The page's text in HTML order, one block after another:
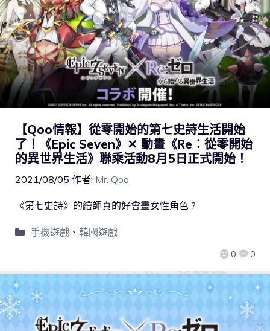
【Qoo情報】從零開始的第七史詩生活開始
了！《Epic Seven》✕ 動畫《Re：從零開始
的異世界生活》聯乘活動8月5日正式開始！
2021/08/05 作者: Mr. Qoo
0 0
《第七史詩》的繪師真的好會畫女性角色 ?
手機遊戲、 韓國遊戲